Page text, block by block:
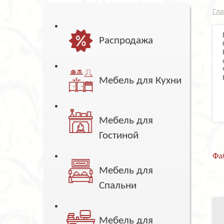
Распродажа
Мебель для Кухни
Мебель для
Гостиной
Мебель для
Спальни
Мебель для